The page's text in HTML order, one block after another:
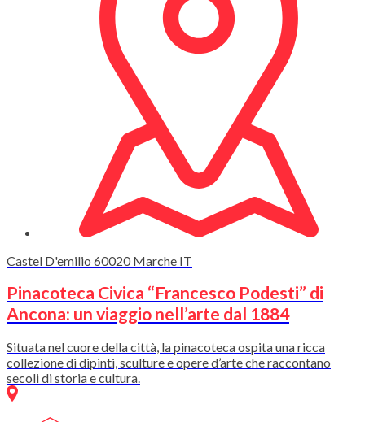
Castel D'emilio 60020 Marche IT
Pinacoteca Civica “Francesco Podesti” di
Ancona: un viaggio nell’arte dal 1884
Situata nel cuore della città, la pinacoteca ospita una ricca
collezione di dipinti, sculture e opere d’arte che raccontano
secoli di storia e cultura.